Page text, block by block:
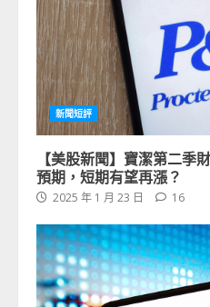
新聞短評
【美股新聞】寶潔第二季
預期，短期有望再漲？
2025 年 1 月 23 日 16